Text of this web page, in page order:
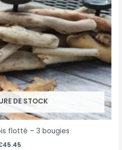
DE STOCK
flotté – 3 bougies
45.45